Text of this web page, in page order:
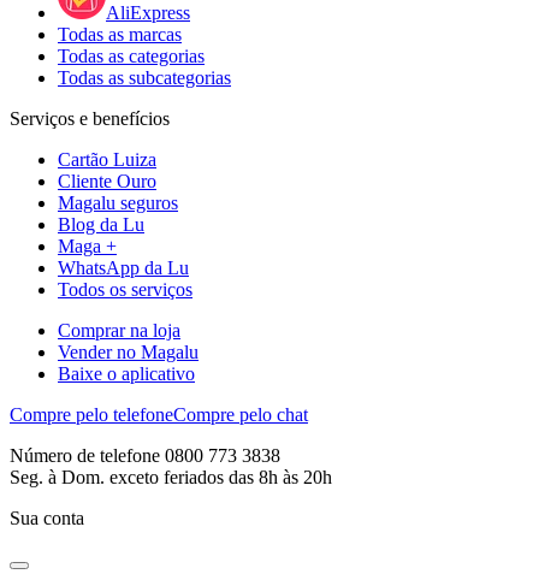
AliExpress
Todas as marcas
Todas as categorias
Todas as subcategorias
Serviços e benefícios
Cartão Luiza
Cliente Ouro
Magalu seguros
Blog da Lu
Maga +
WhatsApp da Lu
Todos os serviços
Comprar na loja
Vender no Magalu
Baixe o aplicativo
Compre pelo telefoneCompre pelo chat
Número de telefone 0800 773 3838
Seg. à Dom. exceto feriados das 8h às 20h
Sua conta